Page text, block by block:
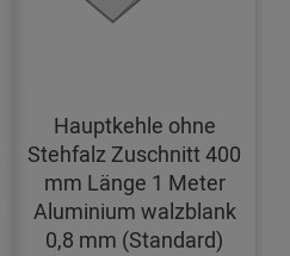
Hauptkehle ohne
Stehfalz Zuschnitt 400
mm Länge 1 Meter
Aluminium walzblank
0,8 mm (Standard)